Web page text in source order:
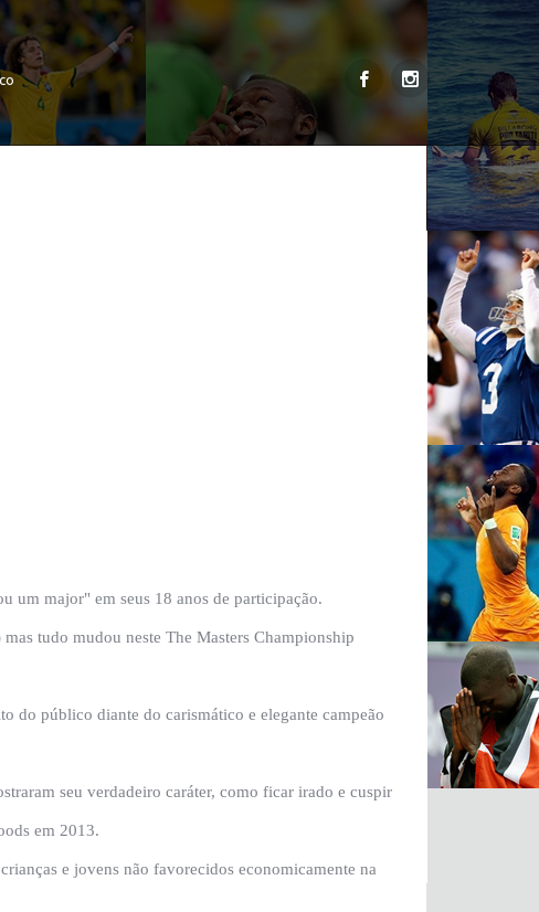
um major" em seus 18 anos de participação.
tudo mudou neste The Masters Championship
do público diante do carismático e elegante campeão
seu verdadeiro caráter, como ficar irado e cuspir
em 2013.
e jovens não favorecidos economicamente na